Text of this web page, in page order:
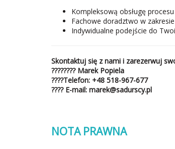
Kompleksową obsługę
Fachowe doradztwo w
Indywidualne podejście do
Skontaktuj się z nami i zarezerwuj
????‍???? Marek Popiela
????Telefon: +48 518-967-677
???? E-mail: marek@sadurscy.pl
NOTA PRAWNA